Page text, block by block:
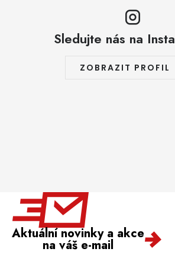
Sledujte nás na
ZOBRAZIT PROFIL
Aktuální novinky a akce
na váš e-mail